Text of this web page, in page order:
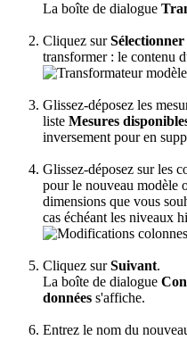
La boîte de dialogue
Cliquez surSélectionner
transformer : le contenu
Glissez-déposez les
liste Mesures
inversement pour en
Glissez-déposez sur les
pour le nouveau modèle
dimensions que vous
cas échéant les niveaux
Cliquez surSuivant.
La boîte de dialogue
données s'affiche.
Entrez le nom du